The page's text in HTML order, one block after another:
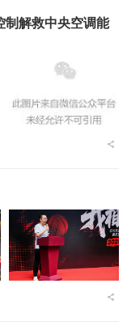
解救中央空调能